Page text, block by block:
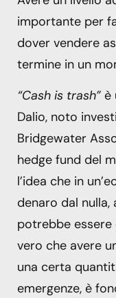
importante per
dover vendere
termine in un
“Cash is trash” è
Dalio, noto
Bridgewater
hedge fund del
l’idea che in
denaro dal
potrebbe essere
vero che avere
una certa
emergenze, è